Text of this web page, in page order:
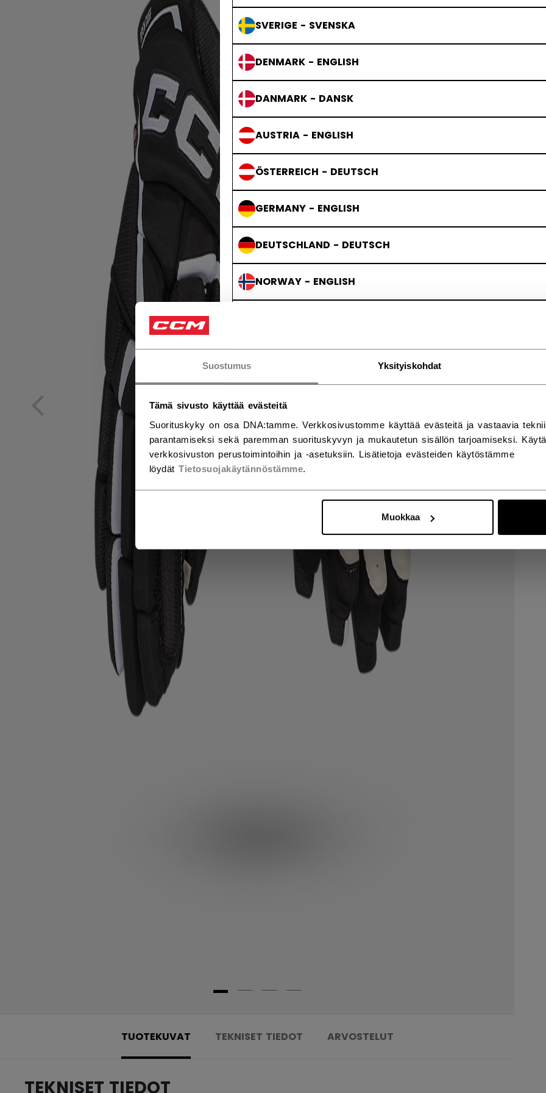
Suostumus Yksityiskohdat
Tämä sivusto käyttää evästeitä
Suorituskyky on osa DNA:tamme. Verkkosivustomme käyttää evästeitä ja vastaavia
parantamiseksi sekä paremman suorituskyvyn ja mukautetun sisällön tarjoamiseksi.
verkkosivuston perustoimintoihin ja -asetuksiin. Lisätietoja evästeiden käytöstämme
löydät Tietosuojakäytännöstämme.
Muokkaa
SVERIGE - SVENSKA
DENMARK - ENGLISH
DANMARK - DANSK
AUSTRIA - ENGLISH
ÖSTERREICH - DEUTSCH
GERMANY - ENGLISH
DEUTSCHLAND - DEUTSCH
NORWAY - ENGLISH
TUOTEKUVAT TEKNISET TIEDOT ARVOSTELUT
TEKNISET TIEDOT